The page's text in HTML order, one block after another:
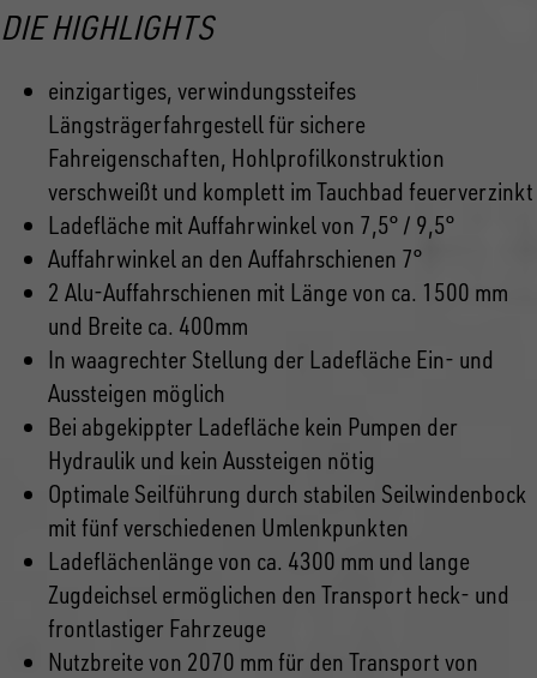
DIE HIGHLIGHTS
einzigartiges, verwindungssteifes
Längsträgerfahrgestell für sichere
Fahreigenschaften, Hohlprofilkonstruktion
verschweißt und komplett im Tauchbad feuerverzinkt
Ladefläche mit Auffahrwinkel von 7,5° / 9,5°
Auffahrwinkel an den Auffahrschienen 7°
2 Alu-Auffahrschienen mit Länge von ca. 1500 mm
und Breite ca. 400mm
In waagrechter Stellung der Ladefläche Ein- und
Aussteigen möglich
Bei abgekippter Ladefläche kein Pumpen der
Hydraulik und kein Aussteigen nötig
Optimale Seilführung durch stabilen Seilwindenbock
mit fünf verschiedenen Umlenkpunkten
Ladeflächenlänge von ca. 4300 mm und lange
Zugdeichsel ermöglichen den Transport heck- und
frontlastiger Fahrzeuge
Nutzbreite von 2070 mm für den Transport von